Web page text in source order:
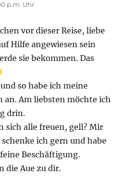
p.m. Uhr
vor dieser Reise, liebe
Hilfe angewiesen sein
sie bekommen. Das
so habe ich meine
an. Am liebsten möchte ich
drin.
sich alle freuen, gell? Mir
ich gern und habe
Beschäftigung.
die Aue zu dir.